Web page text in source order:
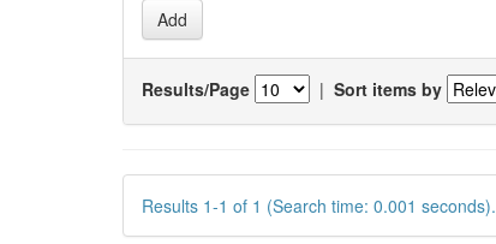
Results/Page | Sort items by
Results 1-1 of 1 (Search time: 0.001 seconds).